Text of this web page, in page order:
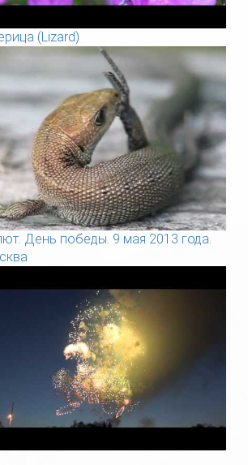
(Lizard)
День победы. 9 мая 2013 года.